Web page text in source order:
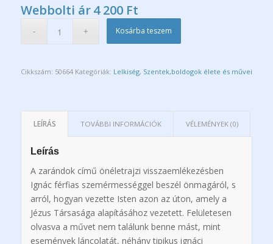
Webbolti ár 4 200 Ft
Kosárba teszem
Cikkszám: 50664 Kategóriák: Lelkiség, Szentek,boldogok élete és művei
LEÍRÁS TOVÁBBI INFORMÁCIÓK VÉLEMÉNYEK (0)
Leírás
A zarándok című önéletrajzi visszaemlékezésben
Ignác férfias szemérmességgel beszél önmagáról, s
arról, hogyan vezette Isten azon az úton, amely a
Jézus Társasága alapításához vezetett. Felületesen
olvasva a művet nem találunk benne mást, mint
események láncolatát, néhány tipikus ignáci